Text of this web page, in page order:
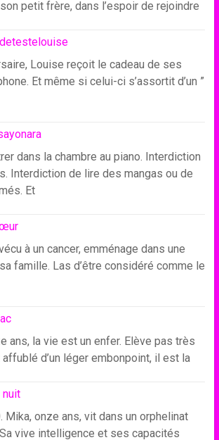
petit frère, dans l’espoir de rejoindre
Louise reçoit le cadeau de ses
Et même si celui-ci s’assortit d’un ”
dans la chambre au piano. Interdiction
Interdiction de lire des mangas ou de
Et
à un cancer, emménage dans une
famille. Las d’être considéré comme le
ans, la vie est un enfer. Elève pas très
d’un léger embonpoint, il est la
nuit
Mika, onze ans, vit dans un orphelinat
vive intelligence et ses capacités